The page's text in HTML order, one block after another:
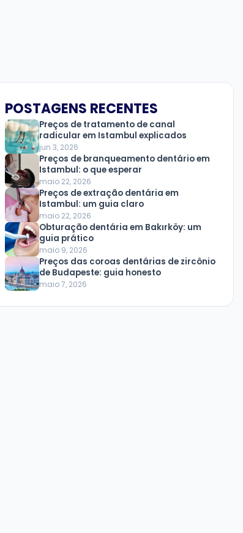
POSTAGENS RECENTES
Preços de tratamento de canal
radicular em Istambul explicados
jun 3, 2026
Preços de branqueamento dentário em
Istambul: o que esperar
maio 22, 2026
Preços de extração dentária em
Istambul: um guia claro
maio 22, 2026
Obturação dentária em Bakırköy: um
guia prático
maio 9, 2026
Preços das coroas dentárias de zircônio
de Budapeste: guia honesto
maio 7, 2026